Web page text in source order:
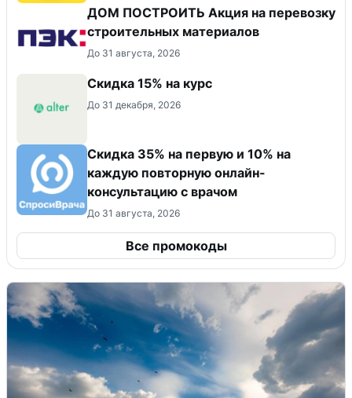
ДОМ ПОСТРОИТЬ Акция на перевозку
строительных материалов
До 31 августа, 2026
Скидка 15% на курс
До 31 декабря, 2026
Скидка 35% на первую и 10% на
каждую повторную онлайн-
консультацию с врачом
До 31 августа, 2026
Все промокоды